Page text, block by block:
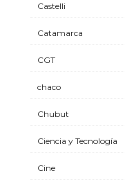
Castelli
Catamarca
CGT
chaco
Chubut
Ciencia y Tecnología
Cine